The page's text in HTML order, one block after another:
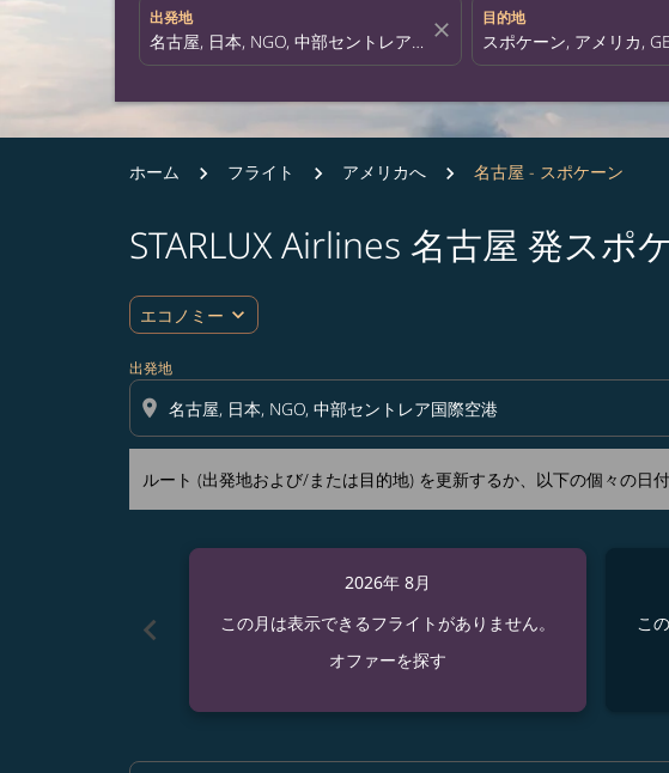
出発地
close
目的地
ホーム フライト アメリカへ 名古屋 - スポケーン
STARLUX Airlines 名古屋 発ス
エコノミー expand_more
出発地
location_on
ルート (出発地および/または目的地) を更新するか、以下の個々の日
ルート (出発地および/または目的地) を更新するか、以下の個
chevron_left
2026年 8月
この月は表示できるフライトがありません。
オファーを探す
こ